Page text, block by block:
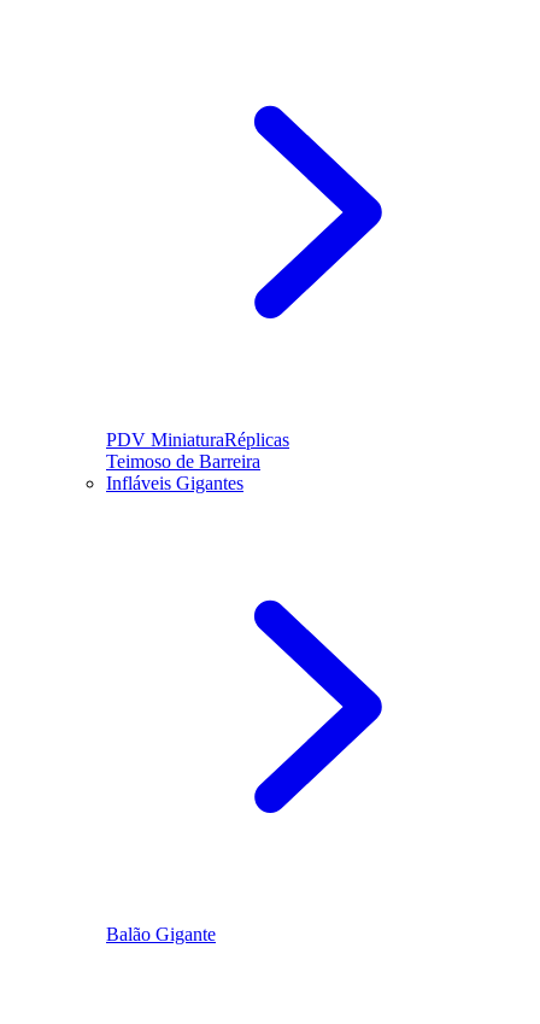
PDV MiniaturaRéplicas
Teimoso de Barreira
Infláveis Gigantes
Balão Gigante